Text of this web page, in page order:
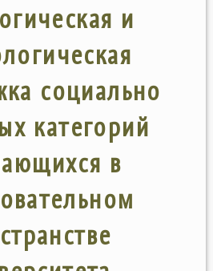
и
социально
категорий
в